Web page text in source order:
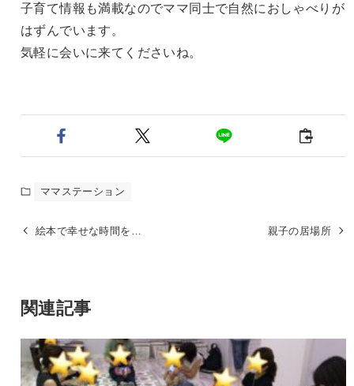
子育て情報も満載なのでママ同士で自然におしゃべりが
はずんでいます。
気軽に会いに来てくださいね。
ママステーション
絵本で幸せな時間を… 親子の居場所
関連記事